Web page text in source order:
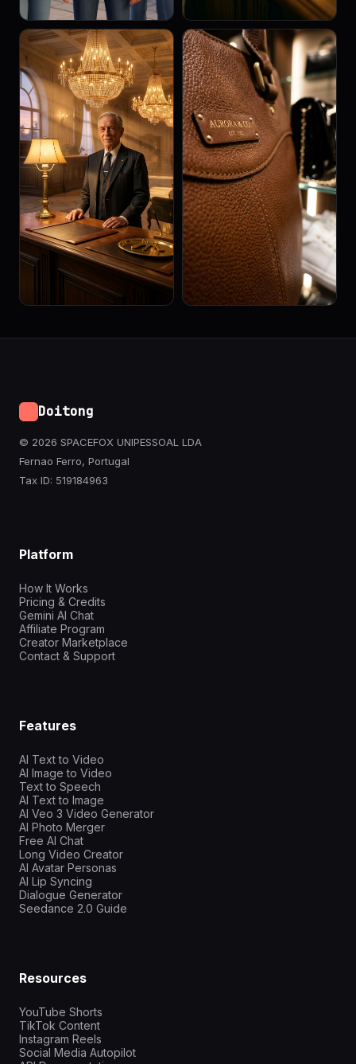
Doitong
© 2026 SPACEFOX UNIPESSOAL LDA
Fernao Ferro, Portugal
Tax ID: 519184963
Platform
How It Works
Pricing & Credits
Gemini AI Chat
Affiliate Program
Creator Marketplace
Contact & Support
Features
AI Text to Video
AI Image to Video
Text to Speech
AI Text to Image
AI Veo 3 Video Generator
AI Photo Merger
Free AI Chat
Long Video Creator
AI Avatar Personas
AI Lip Syncing
Dialogue Generator
Seedance 2.0 Guide
Resources
YouTube Shorts
TikTok Content
Instagram Reels
Social Media Autopilot